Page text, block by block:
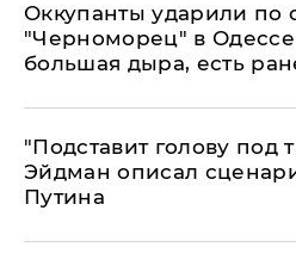
Оккупанты ударили по
"Черноморец" в
большая дыра, есть
​"Подставит голову под
Эйдман описал
Путина